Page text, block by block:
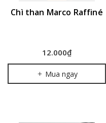
Chì than Marco Raffiné
12.000₫
Mua ngay